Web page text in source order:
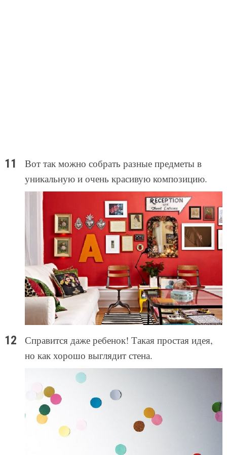
Вот так можно собрать разные предметы в
уникальную и очень красивую композицию.
Справится даже ребенок! Такая простая идея,
но как хорошо выглядит стена.